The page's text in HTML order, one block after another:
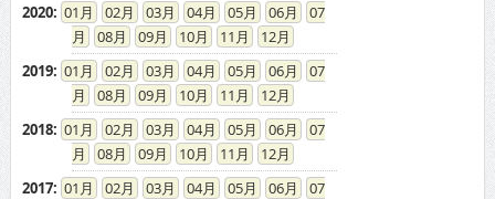
2020: 01 02 03 04 05 06
07
08
09 10 11
12
2019: 01 02 03 04 05 06
07
08
09 10 11
12
2018: 01 02 03 04 05 06
07
08
09 10 11
12
2017: 01 02 03 04 05 06
07